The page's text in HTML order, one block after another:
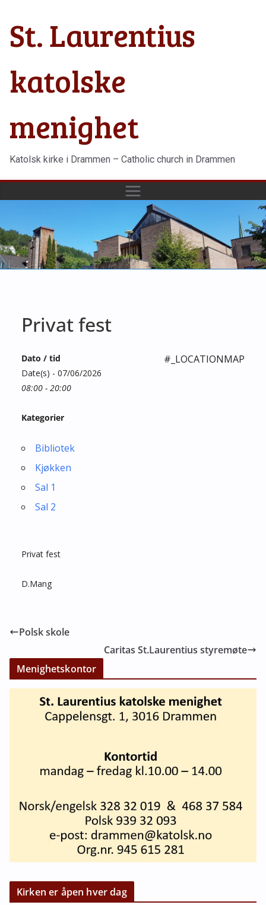
innholdet
St. Laurentius
katolske
menighet
Katolsk kirke i Drammen – Catholic church in Drammen
Privat fest
#_LOCATIONMAP
Dato / tid
Date(s) - 07/06/2026
08:00 - 20:00
Kategorier
Bibliotek
Kjøkken
Sal 1
Sal 2
Privat fest
D.Mang
Polsk skole
Caritas St.Laurentius styremøte
Menighetskontor
Kirken er åpen hver dag